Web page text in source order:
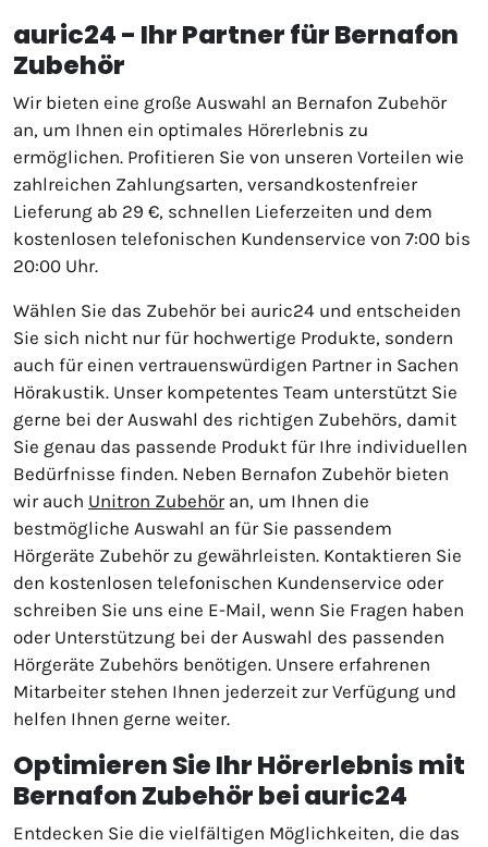
auric24 - Ihr Partner für Bernafon
Zubehör
Wir bieten eine große Auswahl an Bernafon Zubehör
an, um Ihnen ein optimales Hörerlebnis zu
ermöglichen. Profitieren Sie von unseren Vorteilen wie
zahlreichen Zahlungsarten, versandkostenfreier
Lieferung ab 29 €, schnellen Lieferzeiten und dem
kostenlosen telefonischen Kundenservice von 7:00 bis
20:00 Uhr.
Wählen Sie das Zubehör bei auric24 und entscheiden
Sie sich nicht nur für hochwertige Produkte, sondern
auch für einen vertrauenswürdigen Partner in Sachen
Hörakustik. Unser kompetentes Team unterstützt Sie
gerne bei der Auswahl des richtigen Zubehörs, damit
Sie genau das passende Produkt für Ihre individuellen
Bedürfnisse finden. Neben Bernafon Zubehör bieten
wir auch Unitron Zubehöran, um Ihnen die
bestmögliche Auswahl an für Sie passendem
Hörgeräte Zubehör zu gewährleisten. Kontaktieren Sie
den kostenlosen telefonischen Kundenservice oder
schreiben Sie uns eine E-Mail, wenn Sie Fragen haben
oder Unterstützung bei der Auswahl des passenden
Hörgeräte Zubehörs benötigen. Unsere erfahrenen
Mitarbeiter stehen Ihnen jederzeit zur Verfügung und
helfen Ihnen gerne weiter.
Optimieren Sie Ihr Hörerlebnis mit
Bernafon Zubehör bei auric24
Entdecken Sie die vielfältigen Möglichkeiten, die das